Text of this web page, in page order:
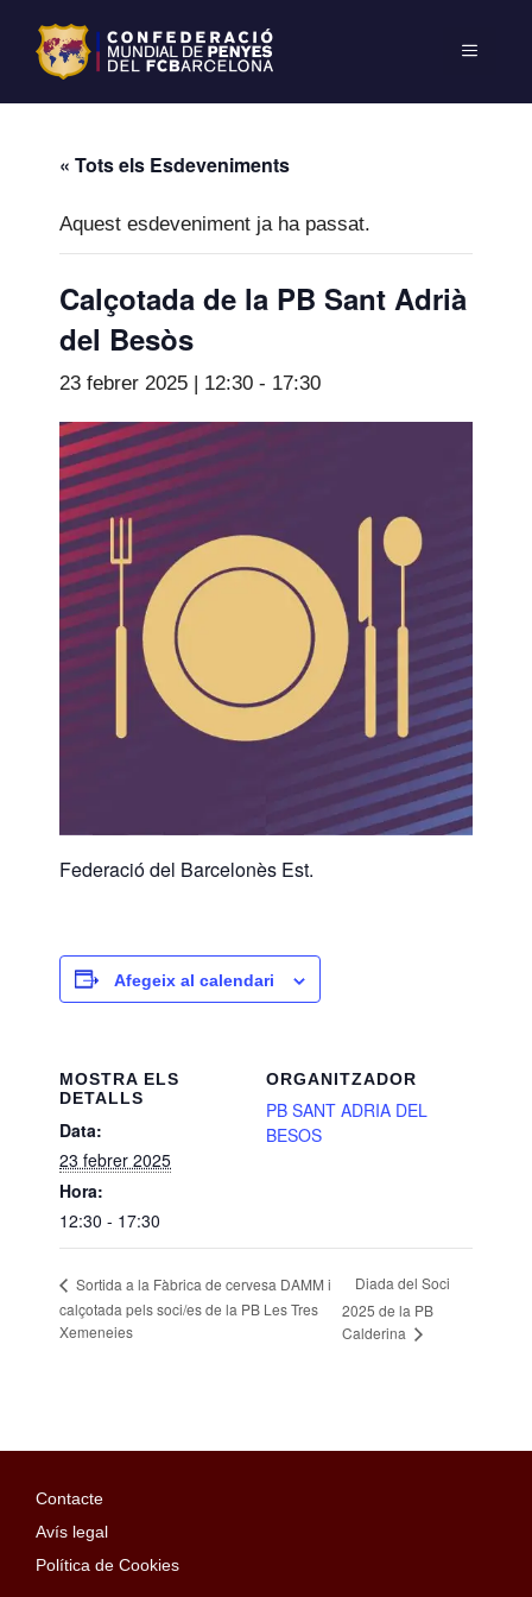
« Tots els Esdeveniments
Aquest esdeveniment ja ha passat.
Calçotada de la PB Sant Adrià
del Besòs
23 febrer 2025 | 12:30 - 17:30
Federació del Barcelonès Est.
Afegeix al calendari
MOSTRA ELS
DETALLS
Data:
23 febrer 2025
Hora:
12:30 - 17:30
ORGANITZADOR
PB SANT ADRIA DEL
BESOS
Sortida a la Fàbrica de cervesa DAMM i
calçotada pels soci/es de la PB Les Tres
Xemeneies
Diada del Soci
2025 de la PB
Calderina
Contacte
Avís legal
Política de Cookies